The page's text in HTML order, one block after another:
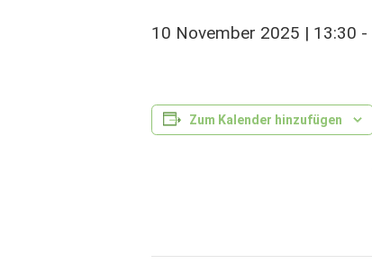
10 November 2025 | 13:30 -
Zum Kalender hinzufügen